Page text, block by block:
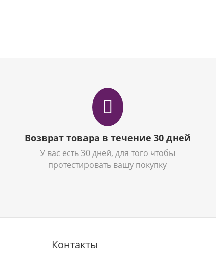
Возврат товара в течение 30 дней
У вас есть 30 дней, для того чтобы
протестировать вашу покупку
Контакты